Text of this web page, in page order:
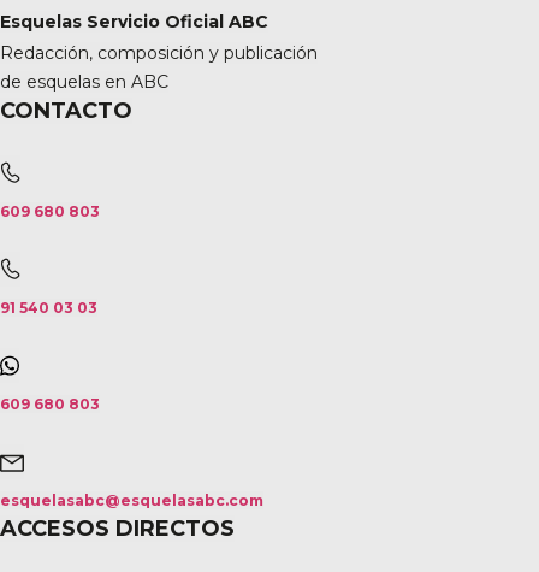
Esquelas Servicio Oficial ABC
Redacción, composición y publicación
de esquelas en ABC
CONTACTO
609 680 803
91 540 03 03
609 680 803
esquelasabc@esquelasabc.com
ACCESOS DIRECTOS